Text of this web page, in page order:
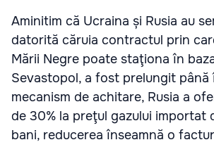
Aminitim că Ucraina și Rusia au
datorită căruia contractul prin
Mării Negre poate staţiona în
Sevastopol, a fost prelungit până
mecanism de achitare, Rusia a
de 30% la preţul gazului importat
bani, reducerea înseamnă o